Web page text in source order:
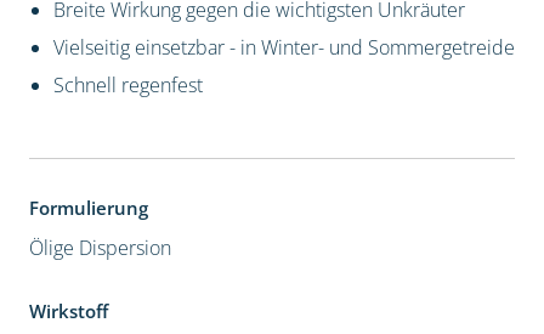
Breite Wirkung gegen die wichtigsten Unkräuter
Vielseitig einsetzbar - in Winter- und Sommergetreide
Schnell regenfest
Formulierung
Ölige Dispersion
Wirkstoff